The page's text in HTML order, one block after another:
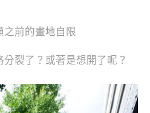
之前的畫地自限
裂了？或著是想開了呢？